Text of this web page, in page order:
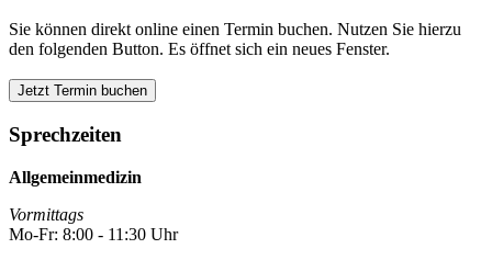
Sie können direkt online einen Termin buchen. Nutzen Sie hierzu
den folgenden Button. Es öffnet sich ein neues Fenster.
Jetzt Termin buchen
Sprechzeiten
Allgemeinmedizin
Vormittags
Mo-Fr: 8:00 - 11:30 Uhr